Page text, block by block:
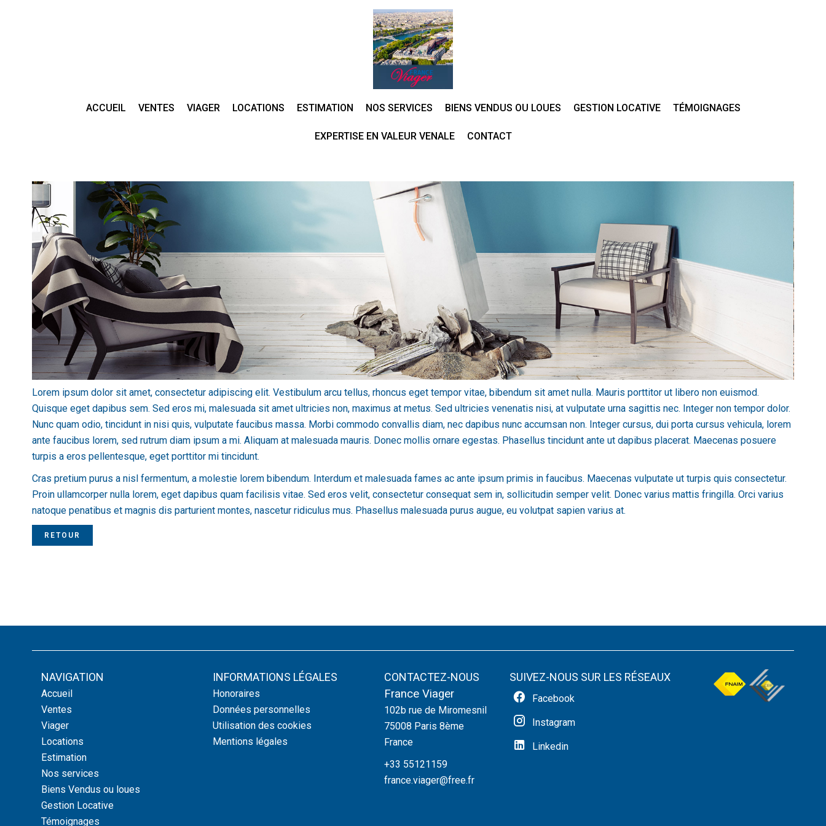
ACCUEIL VENTES VIAGER LOCATIONS ESTIMATION NOS SERVICES BIENS VENDUS OU LOUES GESTION LOCATIVE TÉMOIGNAGES
EXPERTISE EN VALEUR VENALE CONTACT
Lorem ipsum dolor sit amet, consectetur adipiscing elit. Vestibulum arcu tellus, rhoncus eget tempor vitae, bibendum sit amet nulla. Mauris porttitor ut libero non euismod.
Quisque eget dapibus sem. Sed eros mi, malesuada sit amet ultricies non, maximus at metus. Sed ultricies venenatis nisi, at vulputate urna sagittis nec. Integer non tempor dolor.
Nunc quam odio, tincidunt in nisi quis, vulputate faucibus massa. Morbi commodo convallis diam, nec dapibus nunc accumsan non. Integer cursus, dui porta cursus vehicula, lorem
ante faucibus lorem, sed rutrum diam ipsum a mi. Aliquam at malesuada mauris. Donec mollis ornare egestas. Phasellus tincidunt ante ut dapibus placerat. Maecenas posuere
turpis a eros pellentesque, eget porttitor mi tincidunt.
Cras pretium purus a nisl fermentum, a molestie lorem bibendum. Interdum et malesuada fames ac ante ipsum primis in faucibus. Maecenas vulputate ut turpis quis consectetur.
Proin ullamcorper nulla lorem, eget dapibus quam facilisis vitae. Sed eros velit, consectetur consequat sem in, sollicitudin semper velit. Donec varius mattis fringilla. Orci varius
natoque penatibus et magnis dis parturient montes, nascetur ridiculus mus. Phasellus malesuada purus augue, eu volutpat sapien varius at.
RETOUR
NAVIGATION
Accueil
Ventes
Viager
Locations
Estimation
Nos services
Biens Vendus ou loues
Gestion Locative
Témoignages
INFORMATIONS LÉGALES
Honoraires
Données personnelles
Utilisation des cookies
Mentions légales
CONTACTEZ-NOUS
France Viager
102b rue de Miromesnil
75008 Paris 8ème
France
+33 55121159
france.viager@free.fr
SUIVEZ-NOUS SUR LES RÉSEAUX
Facebook
Instagram
Linkedin